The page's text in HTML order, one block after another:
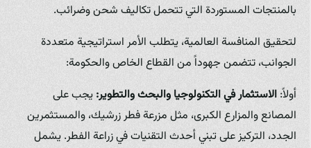
بالمنتجات المستوردة التي تتحمل تكاليف شحن وضرائب.
لتحقيق المنافسة العالمية، يتطلب الأمر استراتيجية متعددة
الجوانب، تتضمن جهوداً من القطاع الخاص والحكومة:
أولاً: الاستثمار في التكنولوجيا والبحث والتطوير:يجب على
المصانع والمزارع الكبرى، مثل مزرعة فطر زرشيك، والمستثمرين
الجدد، التركيز على تبني أحدث التقنيات في زراعة الفطر. يشمل